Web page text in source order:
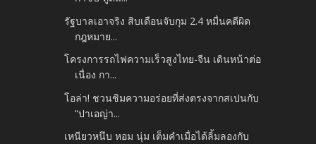
รัฐบาลเอาจริง สิบเดือนจับกุม 2.4 หมื่นคดีผิด
กฎหมาย...
โครงการรถไฟความเร็วสูงไทย-จีน เดินหน้าต่อ
เนื่อง กา...
โอล่า! ชวนชิมความอร่อยที่ส่งตรงจากสเปนกับ
“ปาเอญ่า...
เหนียวหนึบ หอม นุ่ม เต็มคำเมื่อได้ลิ้มลองกับ